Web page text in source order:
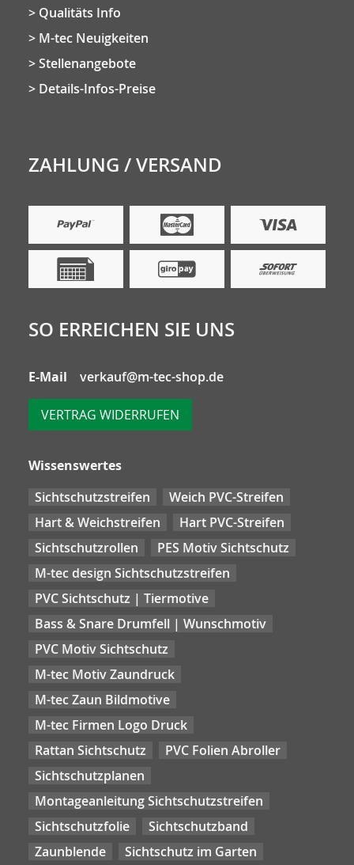
Qualitäts Info
M-tec Neuigkeiten
Stellenangebote
Details-Infos-Preise
ZAHLUNG / VERSAND
SO ERREICHEN SIE UNS
E-Mail verkauf@m-tec-shop.de
VERTRAG WIDERRUFEN
Wissenswertes
Sichtschutzstreifen
Weich PVC-Streifen
Hart & Weichstreifen
Hart PVC-Streifen
Sichtschutzrollen
PES Motiv Sichtschutz
M-tec design Sichtschutzstreifen
PVC Sichtschutz | Tiermotive
Bass & Snare Drumfell | Wunschmotiv
PVC Motiv Sichtschutz
M-tec Motiv Zaundruck
M-tec Zaun Bildmotive
M-tec Firmen Logo Druck
Rattan Sichtschutz
PVC Folien Abroller
Sichtschutzplanen
Montageanleitung Sichtschutzstreifen
Sichtschutzfolie
Sichtschutzband
Zaunblende
Sichtschutz im Garten